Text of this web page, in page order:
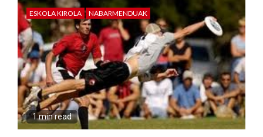
ESKOLA KIROLA NABARMENDUAK
1 min read